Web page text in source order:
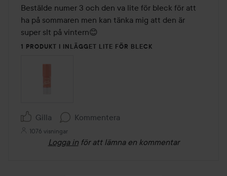
av
5
Bestälde numer 3 och den va lite för bleck för att
ha på sommaren men kan tänka mig att den är
super slt på vintern😊
1 PRODUKT I INLÄGGET LITE FÖR BLECK
Gilla Kommentera
1076 visningar
Logga in för att lämna en kommentar